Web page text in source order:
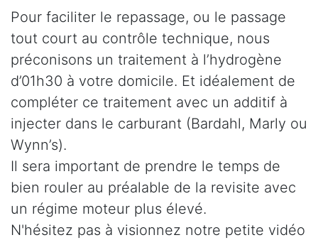
Pour faciliter le repassage, ou le passage
tout court au contrôle technique, nous
préconisons un traitement à l’hydrogène
d’01h30 à votre domicile. Et idéalement de
compléter ce traitement avec un additif à
injecter dans le carburant (Bardahl, Marly ou
Wynn’s).
Il sera important de prendre le temps de
bien rouler au préalable de la revisite avec
un régime moteur plus élevé.
N'hésitez pas à visionnez notre petite vidéo